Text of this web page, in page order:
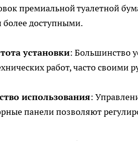
премиальной туалетной
более доступными.
установки: Большинство
работ, часто своими
использования:
панели позволяют